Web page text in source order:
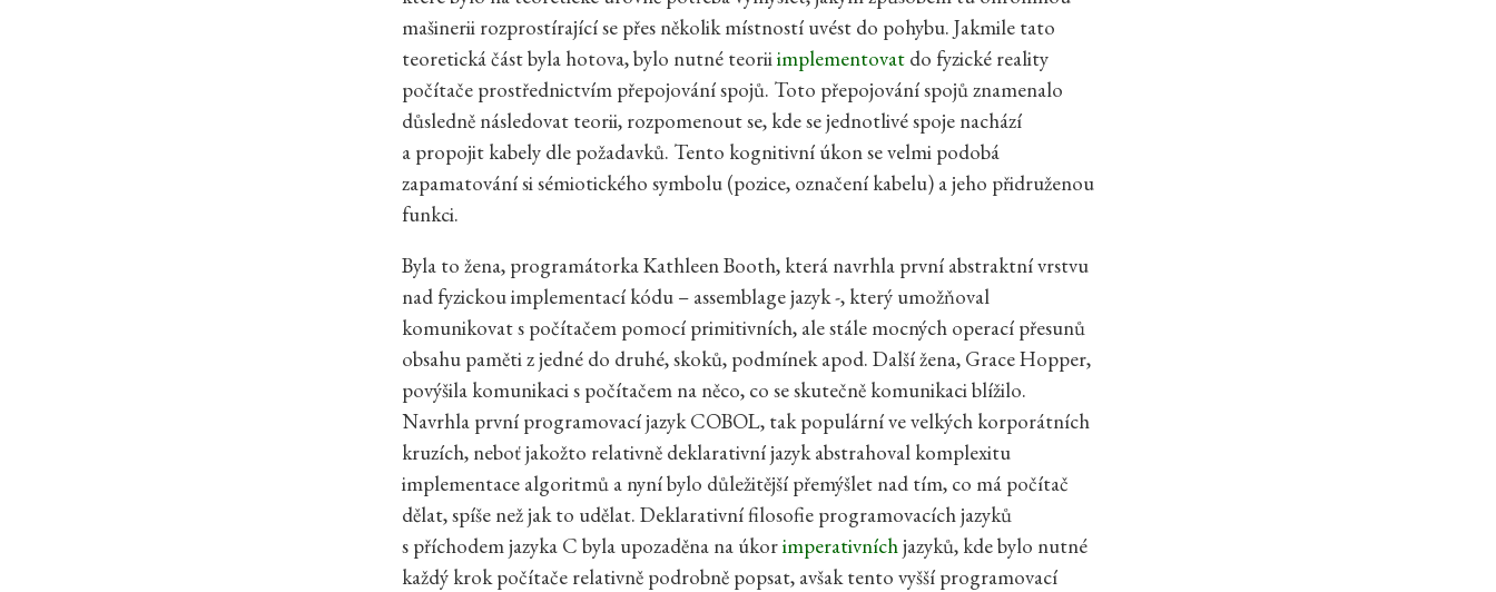
mašinerii rozprostírající se přes několik místností uvést do pohybu. Jakmile tato
teoretická část byla hotova, bylo nutné teoriiimplementovat do fyzické reality
počítače prostřednictvím přepojování spojů. Toto přepojování spojů znamenalo
důsledně následovat teorii, rozpomenout se, kde se jednotlivé spoje nachází
a propojit kabely dle požadavků. Tento kognitivní úkon se velmi podobá
zapamatování si sémiotického symbolu (pozice, označení kabelu) a jeho přidruženou
funkci.
Byla to žena, programátorka Kathleen Booth, která navrhla první abstraktní vrstvu
nad fyzickou implementací kódu – assemblage jazyk -, který umožňoval
komunikovat s počítačem pomocí primitivních, ale stále mocných operací přesunů
obsahu paměti z jedné do druhé, skoků, podmínek apod. Další žena, Grace Hopper,
povýšila komunikaci s počítačem na něco, co se skutečně komunikaci blížilo.
Navrhla první programovací jazyk COBOL, tak populární ve velkých korporátních
kruzích, neboť jakožto relativně deklarativní jazyk abstrahoval komplexitu
implementace algoritmů a nyní bylo důležitější přemýšlet nad tím, co má počítač
dělat, spíše než jak to udělat. Deklarativní filosofie programovacích jazyků
s příchodem jazyka C byla upozaděna na úkorimperativníchjazyků, kde bylo nutné
každý krok počítače relativně podrobně popsat, avšak tento vyšší programovací